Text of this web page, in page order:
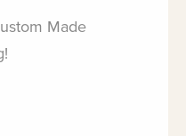
Made